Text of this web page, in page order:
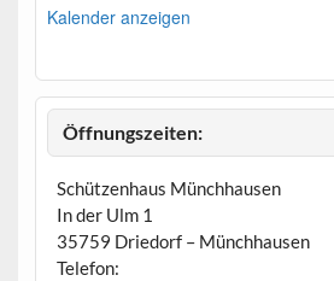
o
o
b
Kalender anzeigen
Öffnungszeiten:
Schützenhaus Münchhausen
In der Ulm 1
35759 Driedorf – Münchhausen
Telefon: